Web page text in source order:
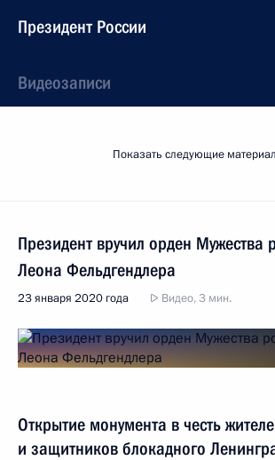
Президент России
Видеозаписи
Показать следующие
Президент вручил орден Мужества
Леона Фельдгендлера
23 января 2020 года Видео, 3 мин.
Открытие монумента в честь
и защитников блокадного